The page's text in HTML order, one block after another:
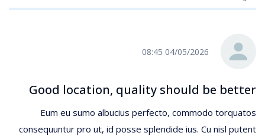
04/05/2026 08:45
Good location, quality should be better
Eum eu sumo albucius perfecto, commodo torquatos
consequuntur pro ut, id posse splendide ius. Cu nisl putent